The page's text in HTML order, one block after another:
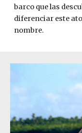
barco que las
diferenciar este
nombre.